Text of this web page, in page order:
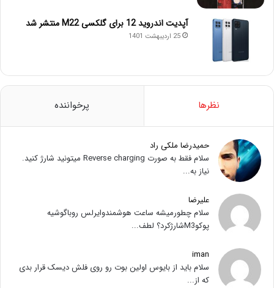
آپدیت اندروید 12 برای گلکسی M22 منتشر شد
25 اردیبهشت 1401
نظرها پرخواننده
حمیدرضا ملکی راد
سلام فقط به صورت Reverse charging میتونید شارژ کنید.
نیاز به...
علیرضا
سلام چطورمیشه ساعت هوشمندوایرلس روباگوشیه
پوکوM3شارژکرد؟ لطف...
iman
سلام باید از بایوس اولین بوت رو روی فلش دیسک قرار بدی
که از...